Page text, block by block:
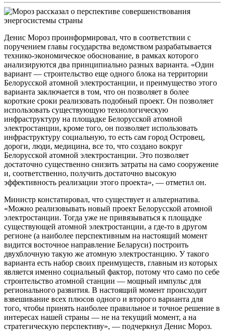
Денис Мороз проинформировал, что в соответствии с
поручением главы государства ведомством разрабатывается
технико-экономическое обоснование, в рамках которого
анализируются два принципиально разных варианта. «Один
вариант — строительство еще одного блока на территории
Белорусской атомной электростанции, и преимущество этого
варианта заключается в том, что он позволяет в более
короткие сроки реализовать подобный проект. Он позволяет
использовать существующую технологическую
инфраструктуру на площадке Белорусской атомной
электростанции, кроме того, он позволяет использовать
инфраструктуру социальную, то есть сам город Островец,
дороги, люди, медицина, все то, что создано вокруг
Белорусской атомной электростанции. Это позволяет
достаточно существенно снизить затраты на само сооружение
и, соответственно, получить достаточно высокую
эффективность реализации этого проекта», — отметил он.
Министр констатировал, что существует и альтернатива.
«Можно реализовывать новый проект Белорусской атомной
электростанции. Тогда уже не привязываться к площадке
существующей атомной электростанции, а где-то в другом
регионе (а наиболее перспективным на настоящий момент
видится восточное направление Беларуси) построить
двухблочную такую же атомную электростанцию. У такого
варианта есть набор своих преимуществ, главным из которых
является именно социальный фактор, потому что само по себе
строительство атомной станции — мощный импульс для
регионального развития. В настоящий момент происходит
взвешивание всех плюсов одного и второго варианта для
того, чтобы принять наиболее правильное и точное решение в
интересах нашей страны — не на текущий момент, а на
стратегическую перспективу», — подчеркнул Денис Мороз.